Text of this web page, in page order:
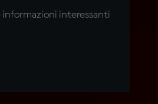
informazioni interessanti